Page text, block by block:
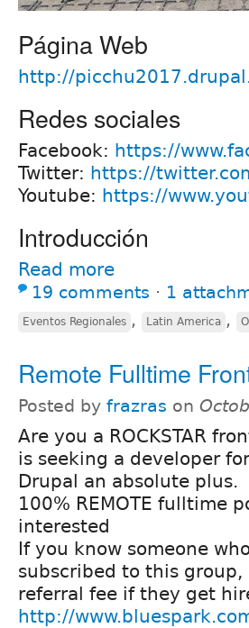
Página Web
http://
Redes sociales
Facebook: https://
Twitter: https://
Youtube: https://
Introducción
Read more
19 comments ⋅ 1
Eventos Regionales , Latin America ,
Remote Fulltime
Posted by frazras on
Are you a ROCKSTAR
is seeking a developer
Drupal an absolute plus.
100% REMOTE fulltime
interested
If you know someone
subscribed to this
referral fee if they get
http://